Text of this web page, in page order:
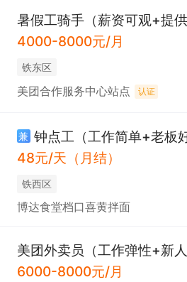
暑假工骑手（薪资可观+提供
4000-8000元/月
铁东区
美团合作服务中心站点 认证
兼 钟点工（工作简单+老板好
48元/天（月结）
铁西区
博达食堂档口喜黄拌面
6000-8000元/月